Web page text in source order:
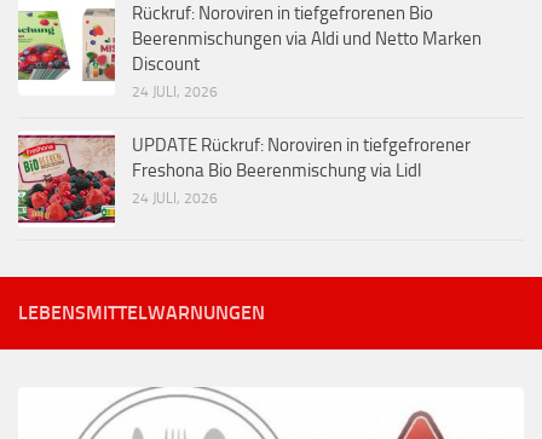
Rückruf: Noroviren in tiefgefrorenen Bio
Beerenmischungen via Aldi und Netto Marken
Discount
24 JULI, 2026
UPDATE Rückruf: Noroviren in tiefgefrorener
Freshona Bio Beerenmischung via Lidl
24 JULI, 2026
LEBENSMITTELWARNUNGEN